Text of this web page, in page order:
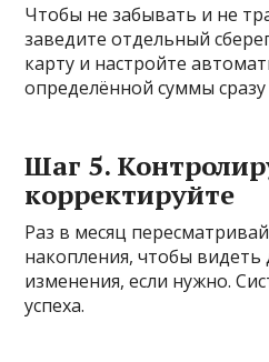
Чтобы не забывать и не
заведите отдельный
карту и настройте
определённой суммы
Шаг 5.
корректируйте
Раз в месяц
накопления, чтобы
изменения, если нужно.
успеха.